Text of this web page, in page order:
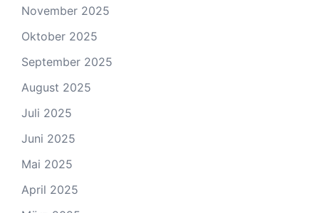
November 2025
Oktober 2025
September 2025
August 2025
Juli 2025
Juni 2025
Mai 2025
April 2025